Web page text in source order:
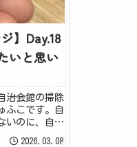
】Day.18
いと思い
治会館の掃除
ふこです。自
いのに、自治
ちゃうねん、
2026.03.08